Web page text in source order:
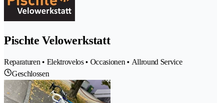
Pischte Velowerkstatt
Reparaturen • Elektrovelos • Occasionen • Allround Service
Geschlossen